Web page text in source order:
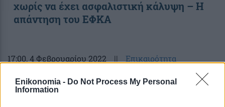
Enikonomia - Do Not Process My Personal
Information
χωρίς να έχει ασφαλιστική κάλυψη – Η
απάντηση του ΕΦΚΑ
17:00, 4 Φεβρουαρίου 2022 || Επικαιρότητα